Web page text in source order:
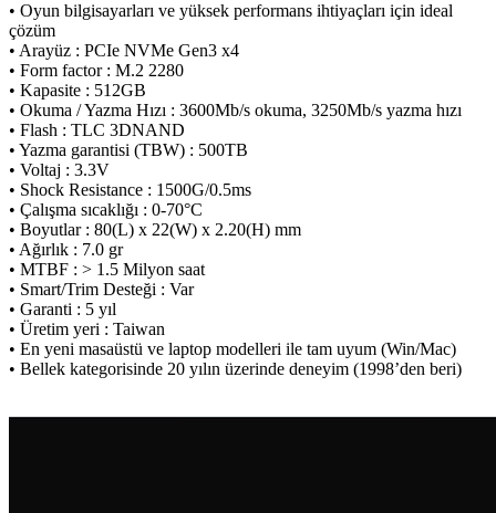
• Oyun bilgisayarları ve yüksek performans ihtiyaçları için ideal
çözüm
• Arayüz : PCIe NVMe Gen3 x4
• Form factor : M.2 2280
• Kapasite : 512GB
• Okuma / Yazma Hızı : 3600Mb/s okuma, 3250Mb/s yazma hızı
• Flash : TLC 3DNAND
• Yazma garantisi (TBW) : 500TB
• Voltaj : 3.3V
• Shock Resistance : 1500G/0.5ms
• Çalışma sıcaklığı : 0-70°C
• Boyutlar : 80(L) x 22(W) x 2.20(H) mm
• Ağırlık : 7.0 gr
• MTBF : > 1.5 Milyon saat
• Smart/Trim Desteği : Var
• Garanti : 5 yıl
• Üretim yeri : Taiwan
• En yeni masaüstü ve laptop modelleri ile tam uyum (Win/Mac)
• Bellek kategorisinde 20 yılın üzerinde deneyim (1998’den beri)